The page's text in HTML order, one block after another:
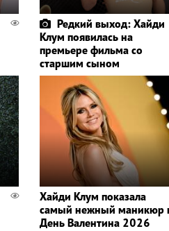
Редкий выход: Хайди
Клум появилась на
премьере фильма со
старшим сыном
Хайди Клум показала
самый нежный маникюр
День Валентина 2026